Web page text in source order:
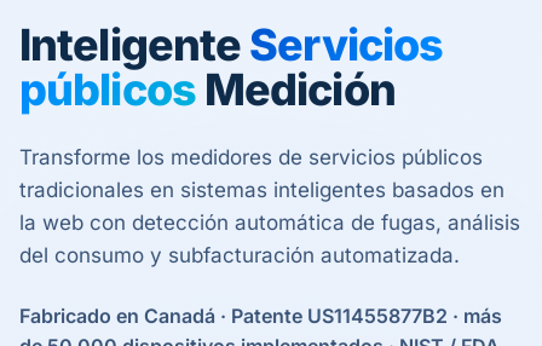
InteligenteServicios
públicos Medición
Transforme los medidores de servicios públicos
tradicionales en sistemas inteligentes basados en
la web con detección automática de fugas, análisis
del consumo y subfacturación automatizada.
Fabricado en Canadá · Patente US11455877B2 · más